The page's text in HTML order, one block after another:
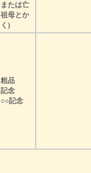
または亡
祖母とか
く)
粗品
記念
○○記念